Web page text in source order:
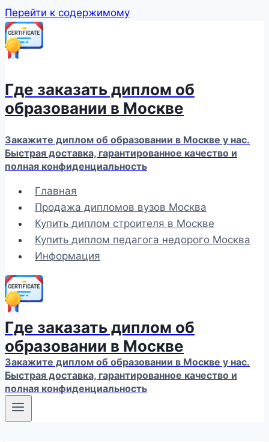
Перейти к содержимому
Где заказать диплом об
образовании в Москве
Закажите диплом об образовании в Москве у нас.
Быстрая доставка, гарантированное качество и
полная конфиденциальность
Главная
Продажа дипломов вузов Москва
Купить диплом строителя в Москве
Купить диплом педагога недорого Москва
Информация
Где заказать диплом об
образовании в Москве
Закажите диплом об образовании в Москве у нас.
Быстрая доставка, гарантированное качество и
полная конфиденциальность